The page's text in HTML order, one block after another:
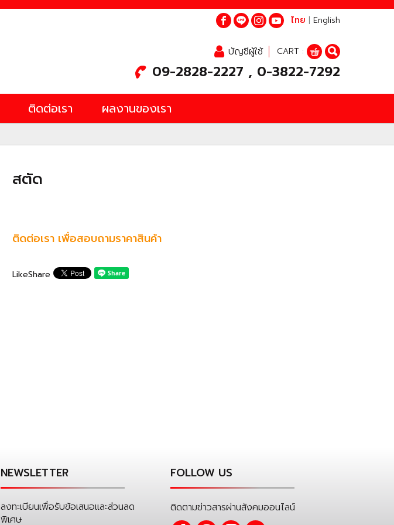
ไทย | English
บัญชีผู้ใช้ CART :
09-2828-2227 , 0-3822-7292
ติดต่อเรา ผลงานของเรา
สตัด
ติดต่อเรา เพื่อสอบถามราคาสินค้า
LikeShare
NEWSLETTER
ลงทะเบียนเพื่อรับข้อเสนอและส่วนลด
พิเศษ
FOLLOW US
ติดตามข่าวสารผ่านสังคมออนไลน์